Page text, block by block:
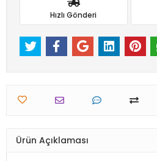
Hızlı Gönderi
Ürün Açıklaması